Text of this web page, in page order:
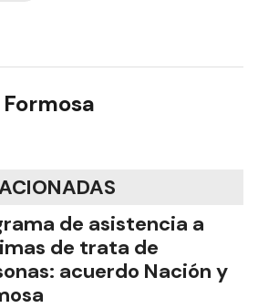
de asistencia a
de trata de
acuerdo Nación y